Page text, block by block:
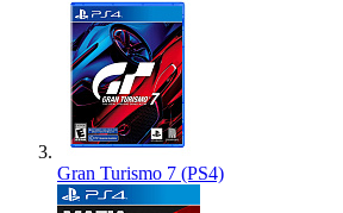
Gran Turismo 7 (PS4)